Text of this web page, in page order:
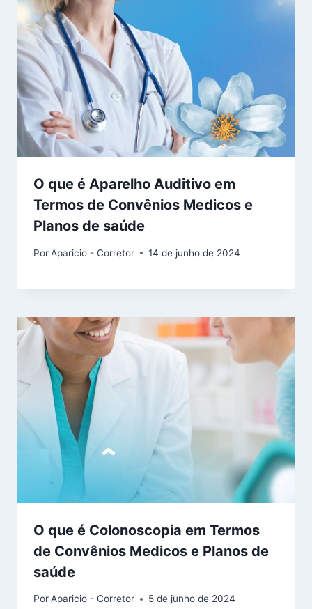
O que é Aparelho Auditivo em
Termos de Convênios Medicos e
Planos de saúde
PorAparicio - Corretor 14 de junho de 2024
O que é Colonoscopia em Termos
de Convênios Medicos e Planos de
saúde
PorAparicio - Corretor 5 de junho de 2024